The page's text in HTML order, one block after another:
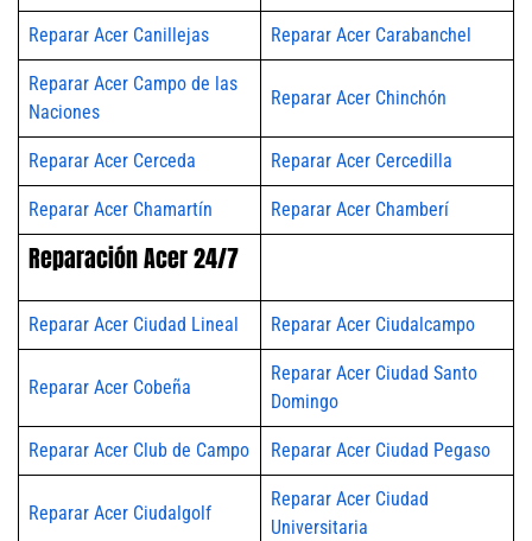
Reparar Acer Canillejas Reparar Acer Carabanchel
Reparar Acer Campo de las
Naciones
Reparar Acer Chinchón
Reparar Acer Cerceda Reparar Acer Cercedilla
Reparar Acer Chamartín Reparar Acer Chamberí
Reparación Acer 24/7
Reparar Acer Ciudad Lineal Reparar Acer Ciudalcampo
Reparar Acer Cobeña
Reparar Acer Ciudad Santo
Domingo
Reparar Acer Club de Campo Reparar Acer Ciudad Pegaso
Reparar Acer Ciudalgolf
Reparar Acer Ciudad
Universitaria